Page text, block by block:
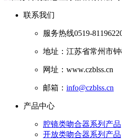
联系我们
服务热线0519-
地址：江苏省常州市
网址：www.czblss.cn
邮箱： info@czblss.cn
产品中心
腔镜类吻合器系列产品
开放类吻合器系列产品